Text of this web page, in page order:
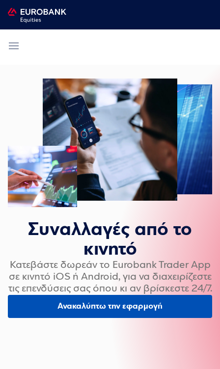
Συναλλαγές από το
κινητό
Κατεβάστε δωρεάν το Eurobank Trader App
σε κινητό iOS ή Android, για να διαχειρίζεστε
τις επενδύσεις σας όπου κι αν βρίσκεστε 24/7.
Ανακαλύπτω την εφαρμογή